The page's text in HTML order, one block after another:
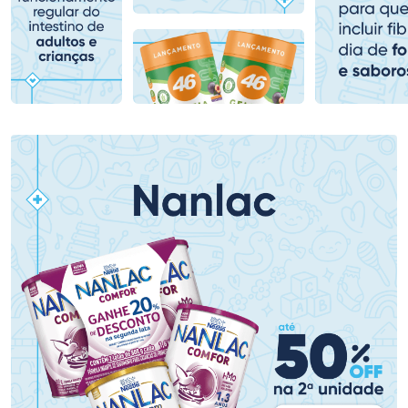
Comprar sem Desconto
Por R$ 78,99/cada
Comprar sem Desconto
Por R$ 78,99/cada
Comprar sem Desconto
Por R$ 87,99/cada
Comprar sem Desconto
Por R$ 87,99/cada